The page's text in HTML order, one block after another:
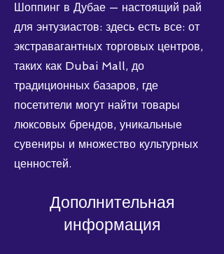
Шоппинг в Дубае — настоящий рай
для энтузиастов: здесь есть все: от
экстравагантных торговых центров,
таких как Dubai Mall, до
традиционных базаров, где
посетители могут найти товары
люксовых брендов, уникальные
сувениры и множество культурных
ценностей.
Дополнительная
информация